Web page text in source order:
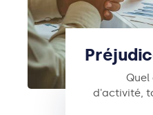
Quel
d'activité,